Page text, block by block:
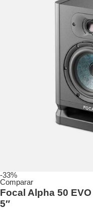
-33%
Comparar
Focal Alpha 50
5″